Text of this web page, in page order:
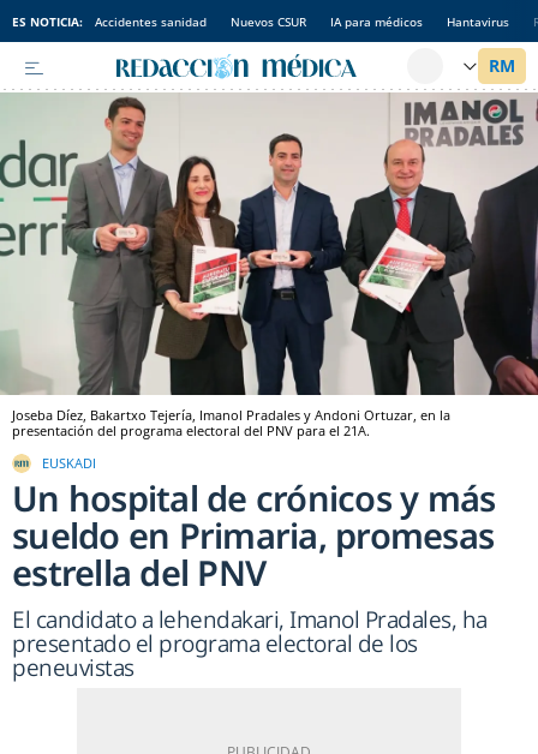
ES NOTICIA: Accidentes sanidad Nuevos CSUR IA para médicos Hantavirus
Joseba Díez, Bakartxo Tejería, Imanol Pradales y Andoni Ortuzar, en la
presentación del programa electoral del PNV para el 21A.
EUSKADI
Un hospital de crónicos y más
sueldo en Primaria, promesas
estrella del PNV
El candidato a lehendakari, Imanol Pradales, ha
presentado el programa electoral de los
peneuvistas